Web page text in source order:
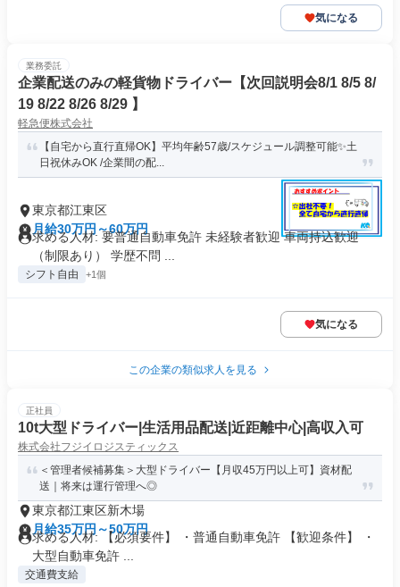
気になる
業務委託
企業配送のみの軽貨物ドライバー【次回説明会8/1 8/5 8/
19 8/22 8/26 8/29 】
軽急便株式会社
【自宅から直行直帰OK】平均年齢57歳/スケジュール調整可能✨土
日祝休みOK /企業間の配...
東京都江東区
月給30万円～60万円
求める人材: 要普通自動車免許 未経験者歓迎 車両持込歓迎
（制限あり） 学歴不問 ...
シフト自由 +1個
気になる
この企業の類似求人を見る
正社員
10t大型ドライバー|生活用品配送|近距離中心|高収入可
株式会社フジイロジスティックス
＜管理者候補募集＞大型ドライバー【月収45万円以上可】資材配
送｜将来は運行管理へ◎
東京都江東区新木場
月給35万円～50万円
求める人材: 【必須要件】 ・普通自動車免許 【歓迎条件】 ・
大型自動車免許 ...
交通費支給